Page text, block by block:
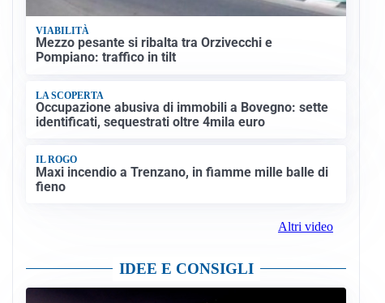
VIABILITÀ
Mezzo pesante si ribalta tra Orzivecchi e
Pompiano: traffico in tilt
LA SCOPERTA
Occupazione abusiva di immobili a Bovegno: sette
identificati, sequestrati oltre 4mila euro
IL ROGO
Maxi incendio a Trenzano, in fiamme mille balle di
fieno
Altri video
IDEE E CONSIGLI